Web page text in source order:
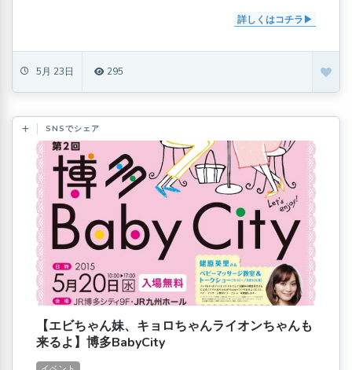
詳しくはコチラ
5月 23日 295
SNSでシェア
【エビちゃん妹、キョロちゃんライオンちゃんも
来るよ】博多BabyCity